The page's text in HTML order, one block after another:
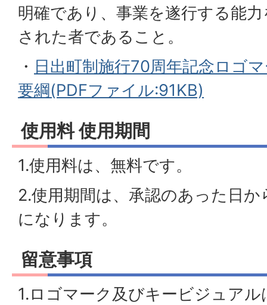
明確であり、事業を遂行する能
された者であること。
・ 日出町制施行70周年記念ロゴ
要綱(PDFファイル:91KB)
使用料 使用期間
1.使用料は、無料です。
2.使用期間は、承認のあった日
になります。
留意事項
1.ロゴマーク及びキービジュア